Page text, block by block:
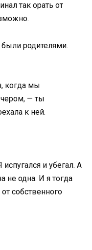
так орать от
родителями.
когда мы
— ты
к ней.
и убегал. А
не одна. И я тогда
собственного